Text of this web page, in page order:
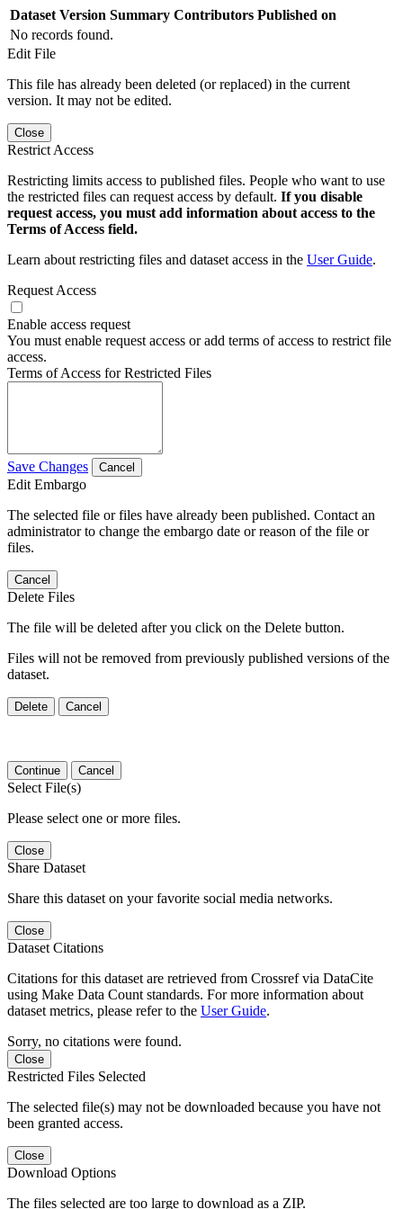
Dataset Version Summary Contributors Published on
No records found.
Edit File
This file has already been deleted (or replaced) in the current
version. It may not be edited.
Close
Restrict Access
Restricting limits access to published files. People who want to use
the restricted files can request access by default. If you disable
request access, you must add information about access to the
Terms of Access field.
Learn about restricting files and dataset access in the User Guide.
Request Access
Enable access request
You must enable request access or add terms of access to restrict file
access.
Terms of Access for Restricted Files
Save Changes Cancel
Edit Embargo
The selected file or files have already been published. Contact an
administrator to change the embargo date or reason of the file or
files.
Cancel
Delete Files
The file will be deleted after you click on the Delete button.
Files will not be removed from previously published versions of the
dataset.
Delete Cancel
Continue Cancel
Select File(s)
Please select one or more files.
Close
Share Dataset
Share this dataset on your favorite social media networks.
Close
Dataset Citations
Citations for this dataset are retrieved from Crossref via DataCite
using Make Data Count standards. For more information about
dataset metrics, please refer to the User Guide.
Sorry, no citations were found.
Close
Restricted Files Selected
The selected file(s) may not be downloaded because you have not
been granted access.
Close
Download Options
The files selected are too large to download as a ZIP.